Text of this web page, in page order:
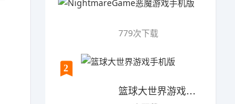
779次下载
2
篮球大世界游戏手机版